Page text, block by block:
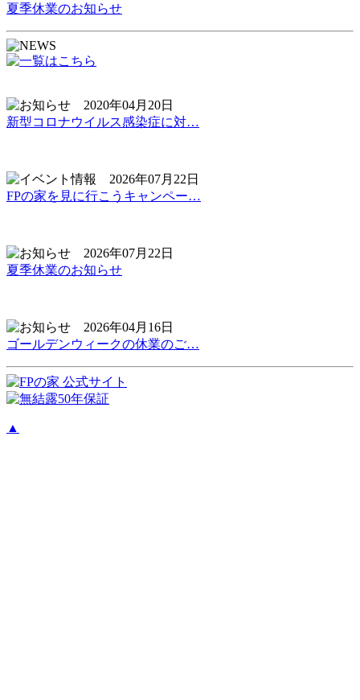
夏季休業のお知らせ
2020年04月20日
新型コロナウイルス感染症に対…
2026年07月22日
FPの家を見に行こうキャンペー…
2026年07月22日
夏季休業のお知らせ
2026年04月16日
ゴールデンウィークの休業のご…
▲